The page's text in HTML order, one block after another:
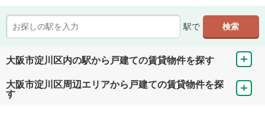
駅で
大阪市淀川区内の駅から戸建ての賃貸物件を探す
大阪市淀川区周辺エリアから戸建ての賃貸物件を探
す